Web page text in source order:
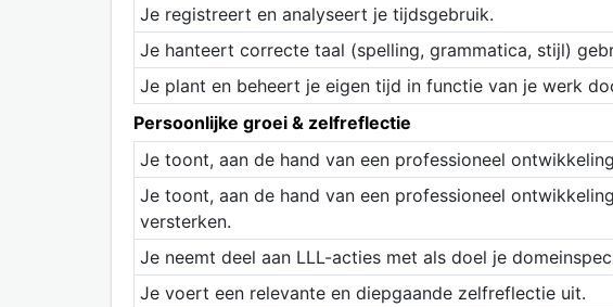
Je registreert en analyseert je tijdsgebruik.
Je hanteert correcte taal (spelling, grammatica, stijl)
Je plant en beheert je eigen tijd in functie van je werk
Persoonlijke groei & zelfreflectie
Je toont, aan de hand van een professioneel
Je toont, aan de hand van een professioneel
versterken.
Je neemt deel aan LLL-acties met als doel je
Je voert een relevante en diepgaande zelfreflectie uit.